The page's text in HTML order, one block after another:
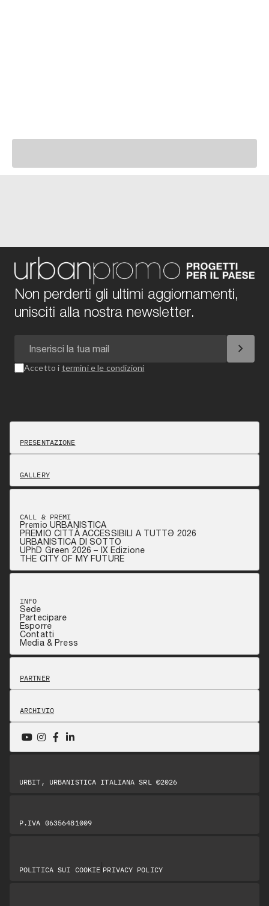
Non perderti gli ultimi aggiornamenti,
unisciti alla nostra newsletter.
chevron_right
Accetto i termini e le condizioni
PRESENTAZIONE
GALLERY
CALL & PREMI
Premio URBANISTICA
PREMIO CITTÀ ACCESSIBILI A TUTTƏ 2026
URBANISTICA DI SOTTO
UPhD Green 2026 – IX Edizione
THE CITY OF MY FUTURE
INFO
Sede
Partecipare
Esporre
Contatti
Media & Press
PARTNER
ARCHIVIO
URBIT, URBANISTICA ITALIANA SRL ©2026
P.IVA 06356481009
POLITICA SUI COOKIE PRIVACY POLICY